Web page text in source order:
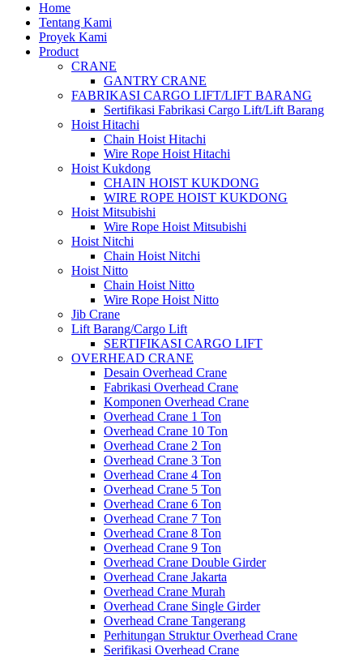
Home
Tentang Kami
Proyek Kami
Product
CRANE
GANTRY CRANE
FABRIKASI CARGO LIFT/LIFT BARANG
Sertifikasi Fabrikasi Cargo Lift/Lift Barang
Hoist Hitachi
Chain Hoist Hitachi
Wire Rope Hoist Hitachi
Hoist Kukdong
CHAIN HOIST KUKDONG
WIRE ROPE HOIST KUKDONG
Hoist Mitsubishi
Wire Rope Hoist Mitsubishi
Hoist Nitchi
Chain Hoist Nitchi
Hoist Nitto
Chain Hoist Nitto
Wire Rope Hoist Nitto
Jib Crane
Lift Barang/Cargo Lift
SERTIFIKASI CARGO LIFT
OVERHEAD CRANE
Desain Overhead Crane
Fabrikasi Overhead Crane
Komponen Overhead Crane
Overhead Crane 1 Ton
Overhead Crane 10 Ton
Overhead Crane 2 Ton
Overhead Crane 3 Ton
Overhead Crane 4 Ton
Overhead Crane 5 Ton
Overhead Crane 6 Ton
Overhead Crane 7 Ton
Overhead Crane 8 Ton
Overhead Crane 9 Ton
Overhead Crane Double Girder
Overhead Crane Jakarta
Overhead Crane Murah
Overhead Crane Single Girder
Overhead Crane Tangerang
Perhitungan Struktur Overhead Crane
Serifikasi Overhead Crane